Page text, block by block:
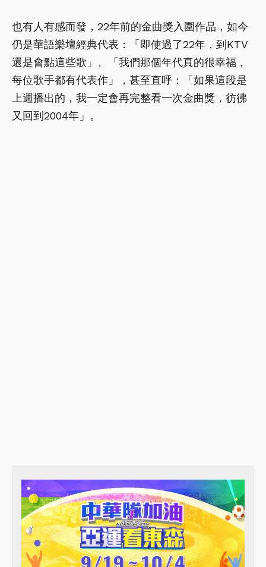
也有人有感而發，22年前的金曲獎入圍作品，如今
仍是華語樂壇經典代表：「即使過了22年，到KTV
還是會點這些歌」、「我們那個年代真的很幸福，
每位歌手都有代表作」，甚至直呼：「如果這段是
上週播出的，我一定會再完整看一次金曲獎，彷彿
又回到2004年」。